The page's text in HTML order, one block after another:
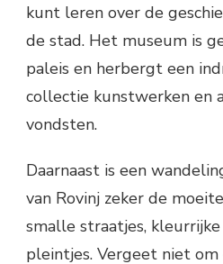
kunt leren over de
de stad. Het museum is
paleis en herbergt een
collectie kunstwerken en
vondsten.
Daarnaast is een
van Rovinj zeker de
smalle straatjes,
pleintjes. Vergeet niet